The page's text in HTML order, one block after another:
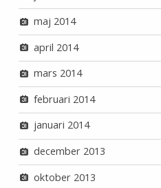
maj 2014
april 2014
mars 2014
februari 2014
januari 2014
december 2013
oktober 2013